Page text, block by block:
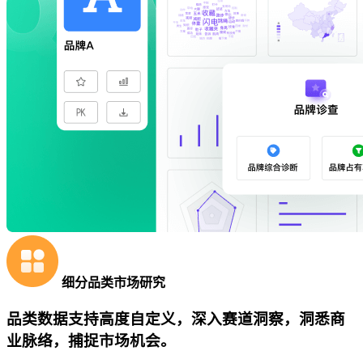
细分品类市场研究
品类数据支持高度自定义，深入赛道洞察，洞悉商
业脉络，捕捉市场机会。